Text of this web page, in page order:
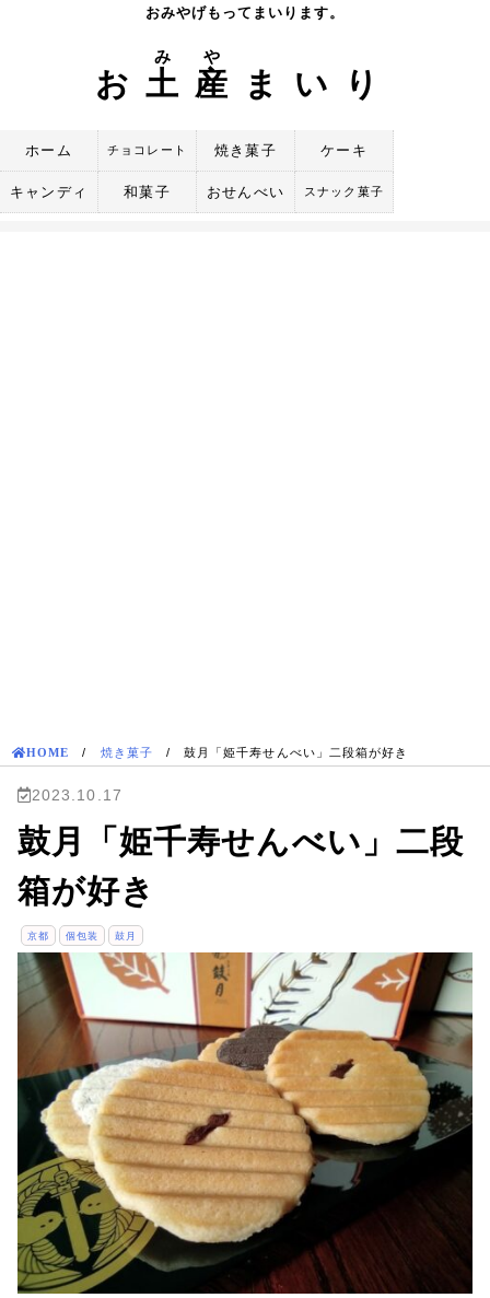
おみやげもってまいります。
お 土
み
産
や
まいり
ホーム チョコレート 焼き菓子 ケーキ
キャンディ 和菓子 おせんべい スナック菓子
HOME / 焼き菓子 /鼓月「姫千寿せんべい」二段箱が好き
2023.10.17
鼓月「姫千寿せんべい」二段
箱が好き
京都 個包装 鼓月